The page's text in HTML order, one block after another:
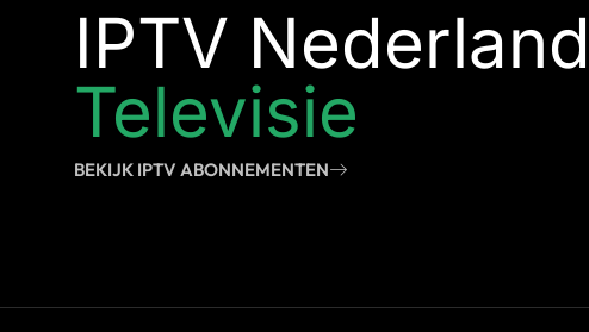
IPTV Nederland
Televisie
BEKIJK IPTV ABONNEMENTEN